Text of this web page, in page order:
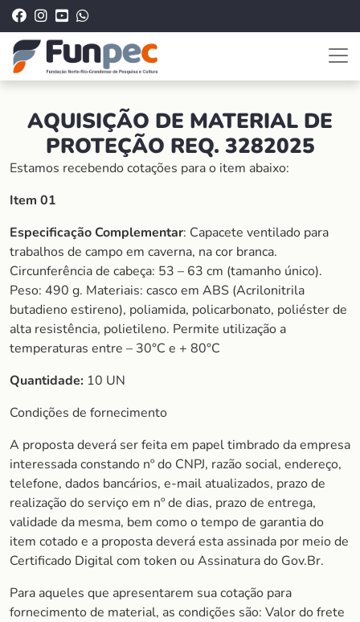
AQUISIÇÃO DE MATERIAL DE
PROTEÇÃO REQ. 3282025
Estamos recebendo cotações para o item abaixo:
Item 01
Especificação Complementar: Capacete ventilado para
trabalhos de campo em caverna, na cor branca.
Circunferência de cabeça: 53 – 63 cm (tamanho único).
Peso: 490 g. Materiais: casco em ABS (Acrilonitrila
butadieno estireno), poliamida, policarbonato, poliéster de
alta resistência, polietileno. Permite utilização a
temperaturas entre – 30°C e + 80°C
Quantidade: 10 UN
Condições de fornecimento
A proposta deverá ser feita em papel timbrado da empresa
interessada constando nº do CNPJ, razão social, endereço,
telefone, dados bancários, e-mail atualizados, prazo de
realização do serviço em nº de dias, prazo de entrega,
validade da mesma, bem como o tempo de garantia do
item cotado e a proposta deverá esta assinada por meio de
Certificado Digital com token ou Assinatura do Gov.Br.
Para aqueles que apresentarem sua cotação para
fornecimento de material, as condições são: Valor do frete